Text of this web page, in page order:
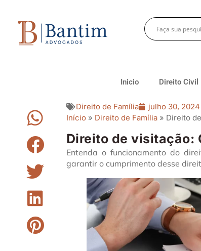
Inicio Direito Civil
Direito de Família
julho 30, 2024
Início» Direito de Família» Direito
Direito de visitação:
Entenda o funcionamento do
garantir o cumprimento desse